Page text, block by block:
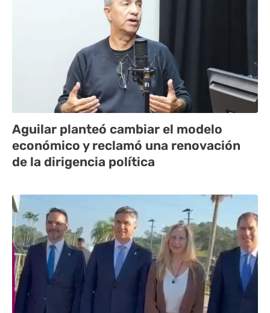
Aguilar planteó cambiar el modelo
económico y reclamó una renovación
de la dirigencia política